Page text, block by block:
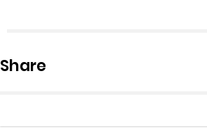
Share